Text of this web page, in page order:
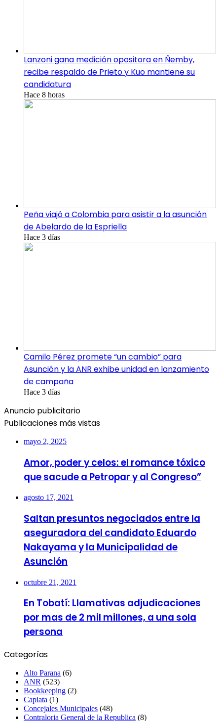
Lanzoni gana medición opositora en Ñemby,
recibe respaldo de Prieto y Kuo mantiene su
candidatura
Hace 8 horas
Peña viajó a Colombia para asistir a la asunción
de Abelardo de la Espriella
Hace 3 días
Camilo Pérez promete “un cambio” para
Asunción y la ANR exhibe unidad en lanzamiento
de campaña
Hace 3 días
Anuncio publicitario
Publicaciones más vistas
mayo 2, 2025
Amor, poder y celos: el romance tóxico
que sacude a Petropar y al Congreso”
agosto 17, 2021
Saltan presuntos negociados entre la
aseguradora del candidato Eduardo
Nakayama y la Municipalidad de
Asunción
octubre 21, 2021
En Tobatí: Llamativas adjudicaciones
por mas de 2 mil millones, a una sola
persona
Categorías
Alto Parana (6)
ANR (523)
Bookkeeping (2)
Capiata (1)
Concejales Municipales (48)
Contraloria General de la Republica (8)